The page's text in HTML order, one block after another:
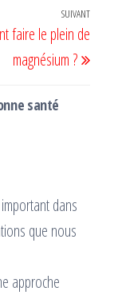
SUIVANT
faire le plein de
magnésium ?
santé
dans
que nous
approche